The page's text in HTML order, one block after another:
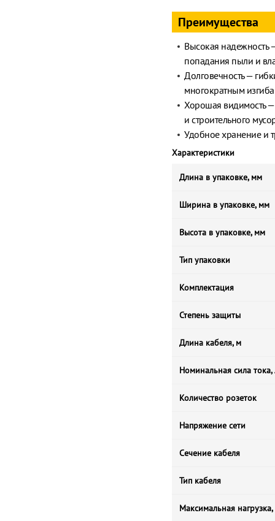
Преимущества
Высокая надежность
попадания пыли и
Долговечность —
многократным
Хорошая видимость —
и строительного
Удобное хранение и
Характеристики
Длина в упаковке, мм
Ширина в упаковке, мм
Высота в упаковке, мм
Тип упаковки
Комплектация
Степень защиты
Длина кабеля, м
Номинальная сила тока,
Количество розеток
Напряжение сети
Сечение кабеля
Тип кабеля
Максимальная нагрузка,